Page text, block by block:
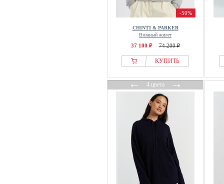
-50%
CHINTI & PARKER
Вязаный жилет
37 100 ₽ 74 200 ₽
КУПИТЬ
←4 цвета→